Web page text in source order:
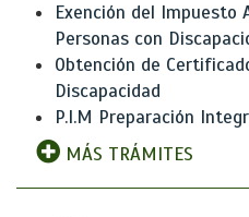
Exención del Impuesto
Personas con
Obtención de
Discapacidad
P.I.M Preparación
MÁS TRÁMITES